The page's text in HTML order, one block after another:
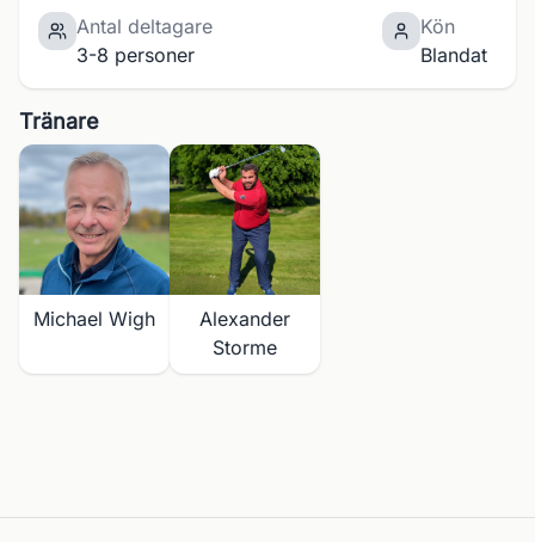
Antal deltagare
3-8 personer
Kön
Blandat
Tränare
Michael Wigh
Alexander
Storme